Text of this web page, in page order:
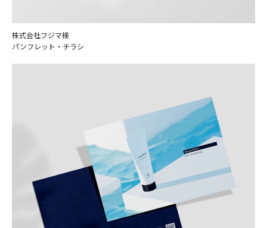
株式会社フジマ様
パンフレット・チラシ